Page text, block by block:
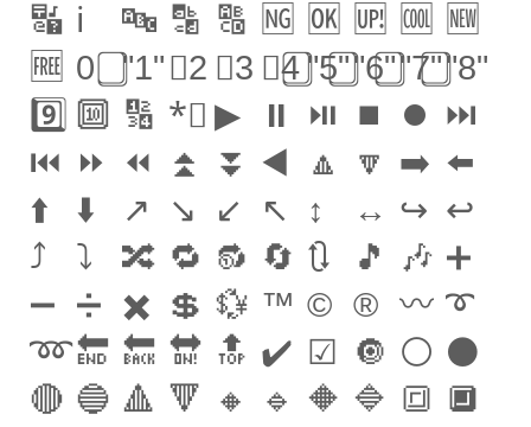
🔣 ℹ️ 🔤 🔡 🔠 🆖 🆗 🆙 🆒 🆕
🆓 0️ ⃣"1"️⃣2 ️⃣3 ️⃣4️⃣"5️"⃣"6️"⃣"7️"⃣"8️"
9️⃣️ 🔟 🔢 *⃣ ▶ ⏸ ⏯ ⏹ ⏺ ⏭
⏮ ⏩ ⏪ ⏫ ⏬ ◀️ 🔼 🔽 ➡️ ⬅️
⬆️
⬇️ ↗️ ↘️ ↙️ ↖ ️↕ ️↔️ ↪️ ↩️
⤴️
⤵️ 🔀 🔁 🔂 🔄 🔃 🎵 🎶 ➕
➖ ➗ ✖️ 💲 💱 ™️ ©️ ®️ 〰 ️➰
➿🔚 🔙 🔛 🔝 ✔️ ☑ ️🔘 ⚪️ ⚫️
🔴 🔵 🔺 🔻 🔸 🔹 🔶 🔷 🔳 🔲